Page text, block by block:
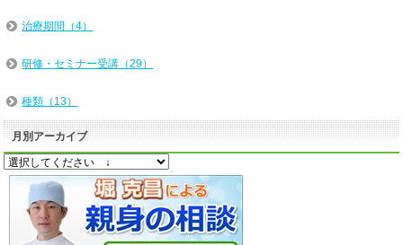
治療期間（4）
研修・セミナー受講（29）
種類（13）
月別アーカイブ